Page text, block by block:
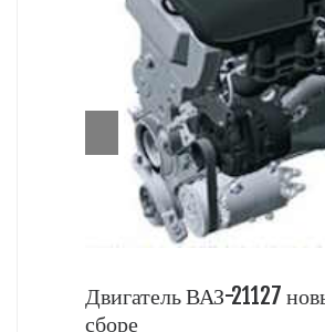
Двигатель ВАЗ-21127
сборе